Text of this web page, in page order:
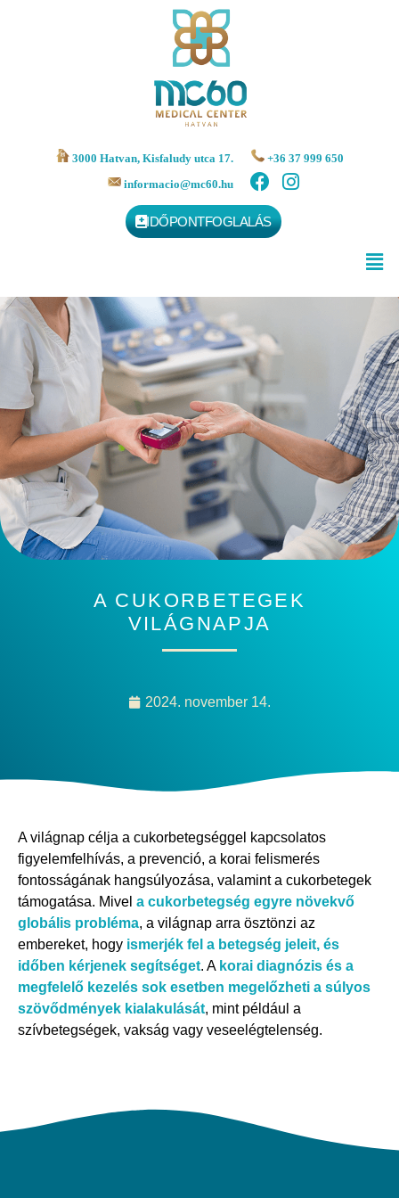
3000 Hatvan, Kisfaludy utca 17.
+36 37 999 650
informacio@mc60.hu
IDŐPONTFOGLALÁS
A CUKORBETEGEK
VILÁGNAPJA
2024. november 14.
A világnap célja a cukorbetegséggel kapcsolatos
figyelemfelhívás, a prevenció, a korai felismerés
fontosságának hangsúlyozása, valamint a cukorbetegek
támogatása. Mivel a cukorbetegség egyre növekvő
globális probléma, a világnap arra ösztönzi az
embereket, hogy ismerjék fel a betegség jeleit, és
időben kérjenek segítséget. A korai diagnózis és a
megfelelő kezelés sok esetben megelőzheti a súlyos
szövődmények kialakulását, mint például a
szívbetegségek, vakság vagy veseelégtelenség.